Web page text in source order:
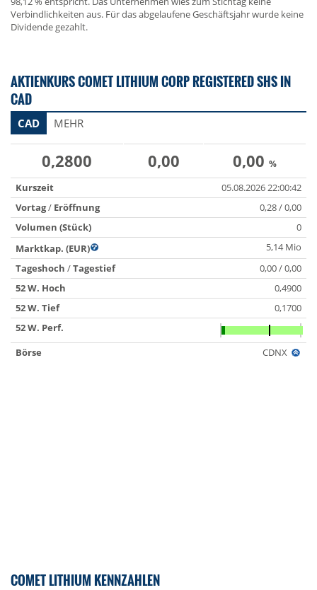
Verbindlichkeiten aus. Für das abgelaufene Geschäftsjahr wurde keine
Dividende gezahlt.
AKTIENKURS COMET LITHIUM CORP REGISTERED SHS IN
CAD
CAD MEHR
0,2800 0,00 0,00 %
Kurszeit
05.08.2026 22:00:42
Vortag/ Eröffnung
0,28 / 0,00
Volumen (Stück)
0
Marktkap. (EUR)
5,14 Mio
Tageshoch /Tagestief
0,00 / 0,00
52 W. Hoch
0,4900
52 W. Tief
0,1700
52 W. Perf.
Börse
CDNX
COMET LITHIUM KENNZAHLEN